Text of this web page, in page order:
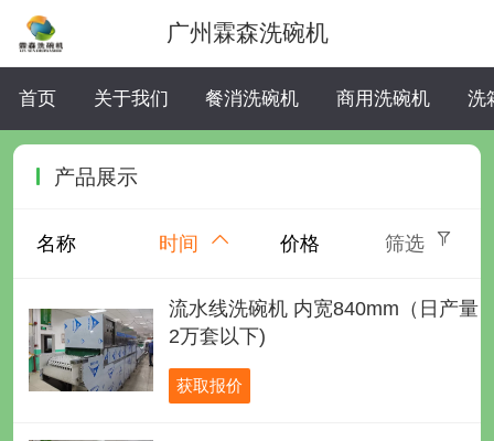
广州霖森洗碗机
首页 关于我们 餐消洗碗机 商用洗碗机 洗
产品展示
名称 时间 价格 筛选
流水线洗碗机 内宽840mm（日产量
2万套以下)
获取报价